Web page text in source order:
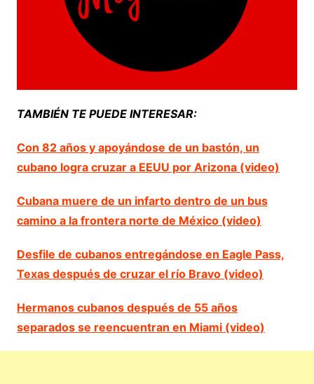
TAMBIÉN TE PUEDE INTERESAR:
Con 82 años y apoyándose de un bastón, un
cubano logra cruzar a EEUU por Arizona (video)
Cubana muere de un infarto dentro de un bus
camino a la frontera norte de México (video)
Desfile de cubanos entregándose en Eagle Pass,
Texas después de cruzar el río Bravo (video)
Hermanos cubanos después de 55 años
separados se reencuentran en Miami (video)